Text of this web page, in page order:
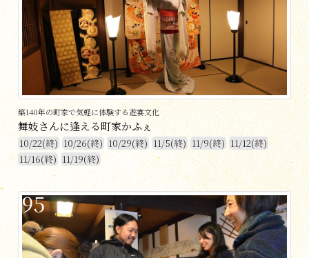
築140年の町家で気軽に体験する遊宴文化
舞妓さんに逢える町家かふぇ
10/22(終) 10/26(終) 10/29(終) 11/5(終) 11/9(終) 11/12(終)
11/16(終) 11/19(終)
95